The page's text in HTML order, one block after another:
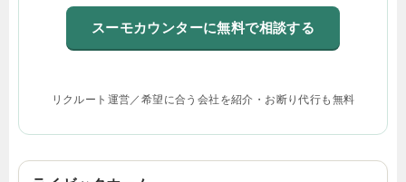
スーモカウンターに無料で相談する
リクルート運営／希望に合う会社を紹介・お断り代行も無料